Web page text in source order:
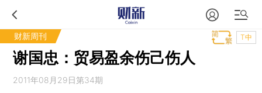
财新周刊 T中
谢国忠：贸易盈余伤己伤人
2011年08月29日第34期